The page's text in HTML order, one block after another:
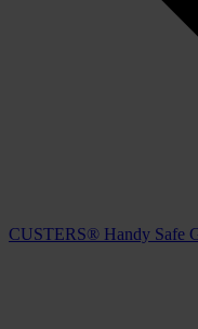
CUSTERS® Handy Safe